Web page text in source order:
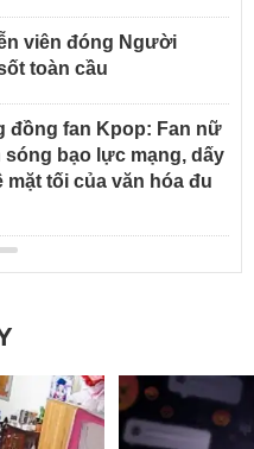
viên đóng Người
toàn cầu
đồng fan Kpop: Fan nữ
bạo lực mạng, dấy
mặt tối của văn hóa đu